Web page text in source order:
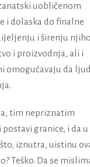
uobličenom
i dolaska do finalne
i širenju
i proizvodnja, ali i
omogućavaju da
tim nepriznatim
granice, i da u
iznutra, uistinu
Teško. Da se